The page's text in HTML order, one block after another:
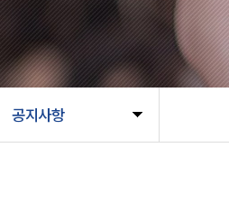
공지사항